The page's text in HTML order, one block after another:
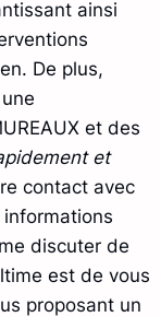
ainsi
De plus,
et des
et
contact avec
discuter de
est de vous
proposant un